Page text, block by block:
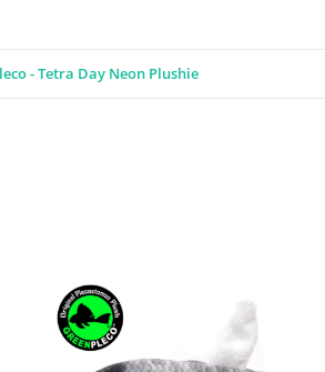
- Tetra Day Neon Plushie